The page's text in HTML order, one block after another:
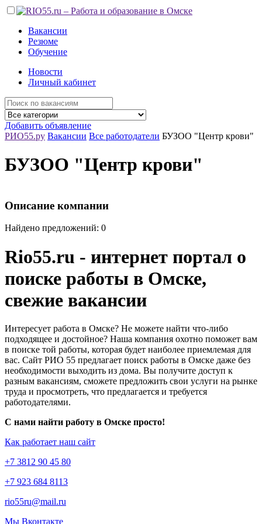
Вакансии
Резюме
Обучение
Новости
Личный кабинет
Добавить объявление
РИО55.ру Вакансии Все работодатели БУЗОО "Центр крови"
БУЗОО "Центр крови"
Описание компании
Найдено предложений: 0
Rio55.ru - интернет портал о
поиске работы в Омске,
свежие вакансии
Интересует работа в Омске? Не можете найти что-либо
подходящее и достойное? Наша компания охотно поможет вам
в поиске той работы, которая будет наиболее приемлемая для
вас. Сайт РИО 55 предлагает поиск работы в Омске даже без
необходимости выходить из дома. Вы получите доступ к
разным вакансиям, сможете предложить свои услуги на рынке
труда и просмотреть, что предлагается и требуется
работодателями.
С нами найти работу в Омске просто!
Как работает наш сайт
+7 3812 90 45 80
+7 923 684 8113
rio55ru@mail.ru
Мы Вконтакте